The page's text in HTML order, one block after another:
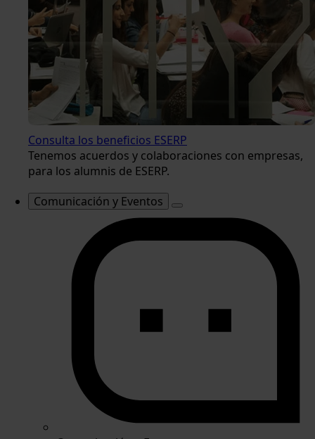
Consulta los beneficios ESERP
Tenemos acuerdos y colaboraciones con empresas,
para los alumnis de ESERP.
Comunicación y Eventos